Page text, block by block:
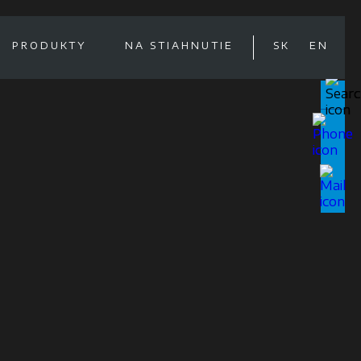
PRODUKTY NA STIAHNUTIE SK EN